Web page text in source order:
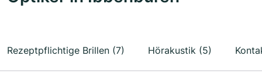
Rezeptpflichtige Brillen (7) Hörakustik (5)